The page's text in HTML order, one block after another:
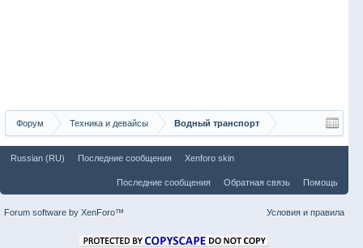
Форум Техника и девайсы Водный транспорт
Russian (RU) Последние сообщения Xenforo skin
Последние сообщения Обратная связь Помощь
Условия и правила
Forum software by XenForo™